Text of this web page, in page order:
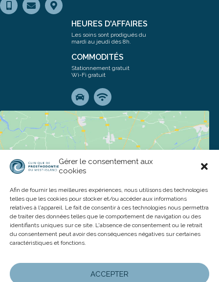
Gérer le consentement aux
cookies
Afin de fournir les meilleures expériences, nous utilisons des technologies
telles que les cookies pour stocker et/ou accéder aux informations
relatives à l'appareil. Le fait de consentir à ces technologies nous permettra
de traiter des données telles que le comportement de navigation ou des
identifiants uniques sur ce site. L'absence de consentement ou le retrait
du consentement peut avoir des conséquences négatives sur certaines
caractéristiques et fonctions.
ACCEPTER
HEURES D'AFFAIRES
Les soins sont prodigués du
mardi au jeudi dès 8h.
COMMODITÉS
Stationnement gratuit
Wi-Fi gratuit
enable this content